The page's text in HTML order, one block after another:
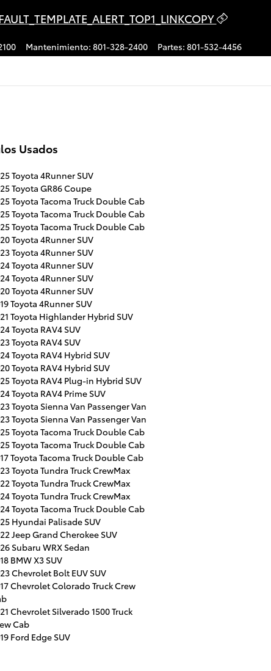
Mantenimiento: 801-328-2400 Partes: 801-532-4456
Usados
Toyota 4Runner SUV
Toyota GR86 Coupe
Toyota Tacoma Truck Double Cab
Toyota Tacoma Truck Double Cab
Toyota Tacoma Truck Double Cab
Toyota 4Runner SUV
Toyota 4Runner SUV
Toyota 4Runner SUV
Toyota 4Runner SUV
Toyota 4Runner SUV
Toyota 4Runner SUV
Toyota Highlander Hybrid SUV
Toyota RAV4 SUV
Toyota RAV4 SUV
Toyota RAV4 Hybrid SUV
Toyota RAV4 Hybrid SUV
Toyota RAV4 Plug-in Hybrid SUV
Toyota RAV4 Prime SUV
Toyota Sienna Van Passenger Van
Toyota Sienna Van Passenger Van
Toyota Tacoma Truck Double Cab
Toyota Tacoma Truck Double Cab
Toyota Tacoma Truck Double Cab
Toyota Tundra Truck CrewMax
Toyota Tundra Truck CrewMax
Toyota Tundra Truck CrewMax
Toyota Tacoma Truck Double Cab
Hyundai Palisade SUV
Jeep Grand Cherokee SUV
Subaru WRX Sedan
BMW X3 SUV
Chevrolet Bolt EUV SUV
Chevrolet Colorado Truck Crew
Chevrolet Silverado 1500 Truck
Cab
Ford Edge SUV